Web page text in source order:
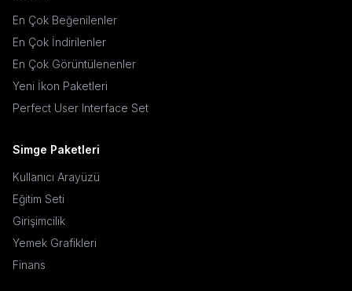
En Çok Beğenilenler
En Çok İndirilenler
En Çok Görüntülenenler
Yeni İkon Paketleri
Perfect User Interface Set
Simge Paketleri
Kullanıcı Arayüzü
Eğitim Seti
Girişimcilik
Yemek Grafikleri
Finans